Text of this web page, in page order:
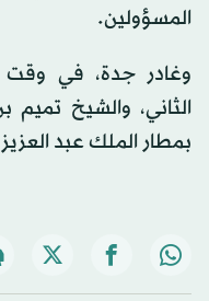
المسؤولين.
وغادر جدة، في وقت
الثاني، والشيخ
بمطار الملك عبد